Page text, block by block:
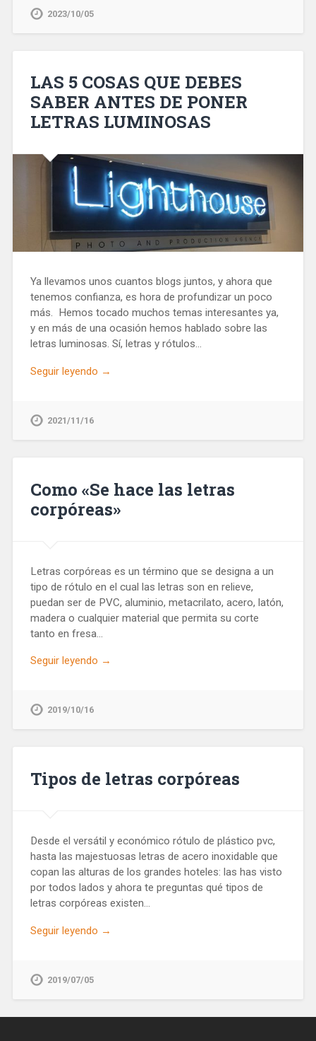
2023/10/05
LAS 5 COSAS QUE DEBES
SABER ANTES DE PONER
LETRAS LUMINOSAS
Ya llevamos unos cuantos blogs juntos, y ahora que
tenemos confianza, es hora de profundizar un poco
más. Hemos tocado muchos temas interesantes ya,
y en más de una ocasión hemos hablado sobre las
letras luminosas. Sí, letras y rótulos…
Seguir leyendo →
2021/11/16
Como «Se hace las letras
corpóreas»
Letras corpóreas es un término que se designa a un
tipo de rótulo en el cual las letras son en relieve,
puedan ser de PVC, aluminio, metacrilato, acero, latón,
madera o cualquier material que permita su corte
tanto en fresa…
Seguir leyendo →
2019/10/16
Tipos de letras corpóreas
Desde el versátil y económico rótulo de plástico pvc,
hasta las majestuosas letras de acero inoxidable que
copan las alturas de los grandes hoteles: las has visto
por todos lados y ahora te preguntas qué tipos de
letras corpóreas existen…
Seguir leyendo →
2019/07/05